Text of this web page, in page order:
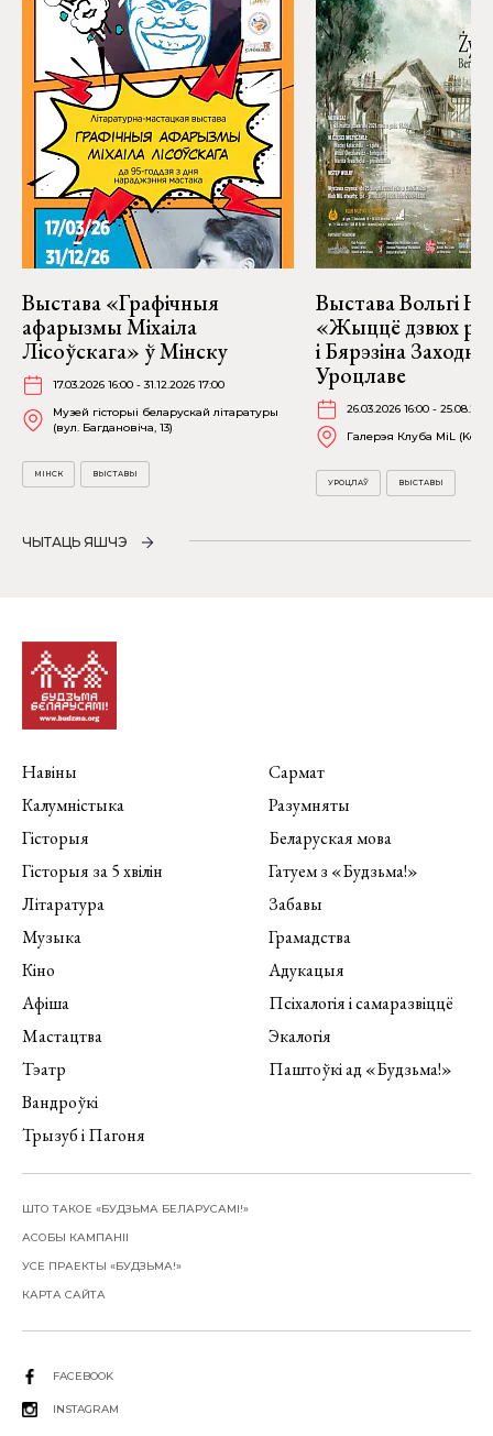
Выстава «Графічныя
афарызмы Міхаіла
Лісоўскага» ў Мінску
17.03.2026 16:00 - 31.12.2026 17:00
Музей гісторыі беларускай літаратуры
(вул. Багдановіча, 13)
МІНСК ВЫСТАВЫ
Выстава Вольгі
«Жыццё дзвюх
і Бярэзіна
Уроцлаве
26.03.2026 16:00 -
Галерэя Клуба MiL
УРОЦЛАЎ ВЫСТАВЫ
ЧЫТАЦЬ ЯШЧЭ
Навіны
Калумністыка
Гісторыя
Гісторыя за 5 хвілін
Літаратура
Музыка
Кіно
Афіша
Мастацтва
Тэатр
Вандроўкі
Трызуб і Пагоня
Сармат
Разумняты
Беларуская мова
Гатуем з «Будзьма!»
Забавы
Грамадства
Адукацыя
Псіхалогія і самаразвіццё
Экалогія
Паштоўкі ад «Будзьма!»
ШТО ТАКОЕ «БУДЗЬМА БЕЛАРУСАМІ!»
АСОБЫ КАМПАНІІ
УСЕ ПРАЕКТЫ «БУДЗЬМА!»
КАРТА САЙТА
FACEBOOK
INSTAGRAM